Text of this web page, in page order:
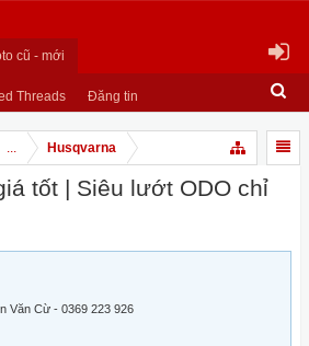
cũ - mới
Threads Đăng tin
... Husqvarna
tốt | Siêu lướt ODO chỉ
Văn Cừ - 0369 223 926